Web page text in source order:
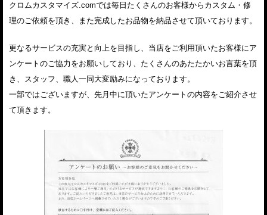
クロムカスタマイズ.comでは毎日たくさんのお客様からカスタム・修
理のご依頼を頂き、また完成したお品物を納品させて頂いております。
更なるサービスの充実と向上を目指し、当店をご利用頂いたお客様にア
ンケートのご協力をお願いしており、たくさんのあたたかいお言葉を頂
き、スタッフ、職人一同大変励みになっております。
一部ではございますが、先月中に頂いたアンケートの内容をご紹介させ
て頂きます。